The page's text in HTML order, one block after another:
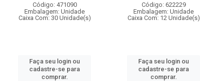
Código: 471090
Embalagem: Unidade
Caixa Com: 30 Unidade(s)
Faça seu login ou
cadastre-se para
comprar.
Código: 622229
Embalagem: Unidade
Caixa Com: 12 Unidade(s)
Faça seu login ou
cadastre-se para
comprar.